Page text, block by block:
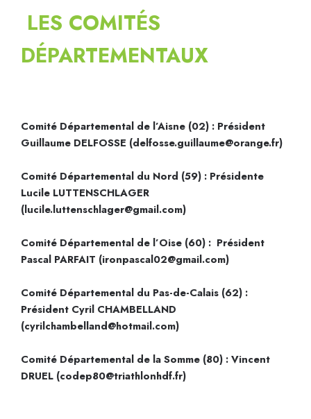
LES COMITÉS
DÉPARTEMENTAUX
Comité Départemental de l’Aisne (02) : Président
Guillaume DELFOSSE (delfosse.guillaume@orange.fr)
Comité Départemental du Nord (59) : Présidente
Lucile LUTTENSCHLAGER
(lucile.luttenschlager@gmail.com)
Comité Départemental de l’Oise (60) : Président
Pascal PARFAIT (ironpascal02@gmail.com)
Comité Départemental du Pas-de-Calais (62) :
Président Cyril CHAMBELLAND
(cyrilchambelland@hotmail.com)
Comité Départemental de la Somme (80) : Vincent
DRUEL (codep80@triathlonhdf.fr)